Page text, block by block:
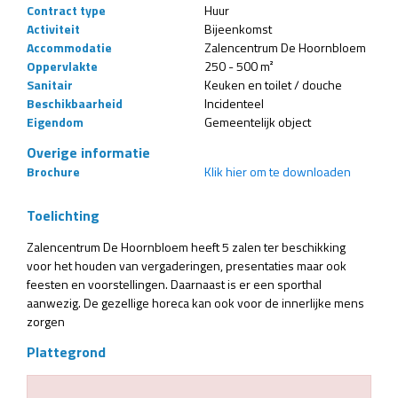
Contract type
Huur
Activiteit
Bijeenkomst
Accommodatie
Zalencentrum De Hoornbloem
Oppervlakte
250 - 500 m²
Sanitair
Keuken en toilet / douche
Beschikbaarheid
Incidenteel
Eigendom
Gemeentelijk object
Overige informatie
Brochure Klik hier om te downloaden
Toelichting
Zalencentrum De Hoornbloem heeft 5 zalen ter beschikking
voor het houden van vergaderingen, presentaties maar ook
feesten en voorstellingen. Daarnaast is er een sporthal
aanwezig. De gezellige horeca kan ook voor de innerlijke mens
zorgen
Plattegrond